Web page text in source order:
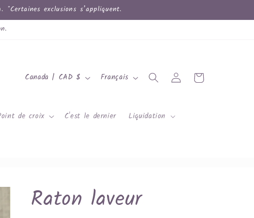
exclusions s’appliquent.
de croix C'est le dernier
Liquidation
P
s
Canada | CAD $
g
Français Connexion Panier
Raton laveur